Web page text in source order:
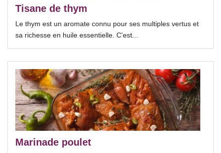
Tisane de thym
Le thym est un aromate connu pour ses multiples vertus et
sa richesse en huile essentielle. C'est...
Marinade poulet